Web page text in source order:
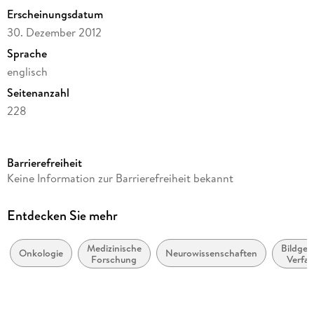
Erscheinungsdatum
30. Dezember 2012
Sprache
englisch
Seitenanzahl
228
Reihe
Herausgegeben von
Verlag/Hersteller
Springer Netherlands
Barrierefreiheit
Keine Information zur Barrierefreiheit bekannt
Entdecken Sie mehr
Onkologie
Medizinische
Forschung
Neurowissenschaften